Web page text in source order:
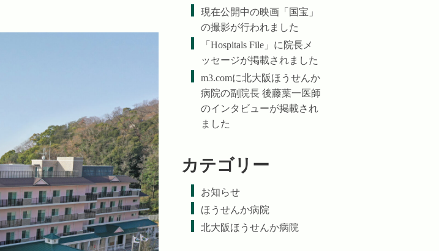
現在公開中の映画「国宝」
の撮影が行われました
「Hospitals File」に院長メ
ッセージが掲載されました
m3.comに北大阪ほうせんか
病院の副院長 後藤葉一医師
のインタビューが掲載され
ました
カテゴリー
お知らせ
ほうせんか病院
北大阪ほうせんか病院